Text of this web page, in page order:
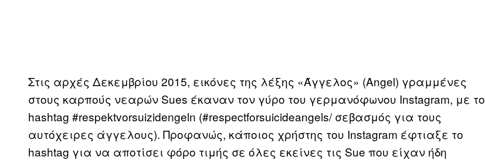
Στις αρχές Δεκεμβρίου 2015, εικόνες της λέξης «Άγγελος» (Angel) γραμμένες
στους καρπούς νεαρών Sues έκαναν τον γύρο του γερμανόφωνου Instagram, με το
hashtag #respektvorsuizidengeln (#respectforsuicideangels/ σεβασμός για τους
αυτόχειρες άγγελους). Προφανώς, κάποιος χρήστης του Instagram έφτιαξε το
hashtag για να αποτίσει φόρο τιμής σε όλες εκείνες τις Sue που είχαν ήδη